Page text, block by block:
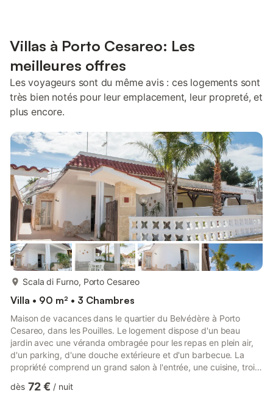
Villas à Porto Cesareo: Les
meilleures offres
Les voyageurs sont du même avis : ces logements sont
très bien notés pour leur emplacement, leur propreté, et
plus encore.
Scala di Furno, Porto Cesareo
Villa • 90 m² • 3 Chambres
Maison de vacances dans le quartier du Belvédère à Porto
Cesareo, dans les Pouilles. Le logement dispose d'un beau
jardin avec une véranda ombragée pour les repas en plein air,
d'un parking, d'une douche extérieure et d'un barbecue. La
propriété comprend un grand salon à l'entrée, une cuisine, trois
souhaitent passer des vacances à deux pas de la mer du
dès 72 € / nuit